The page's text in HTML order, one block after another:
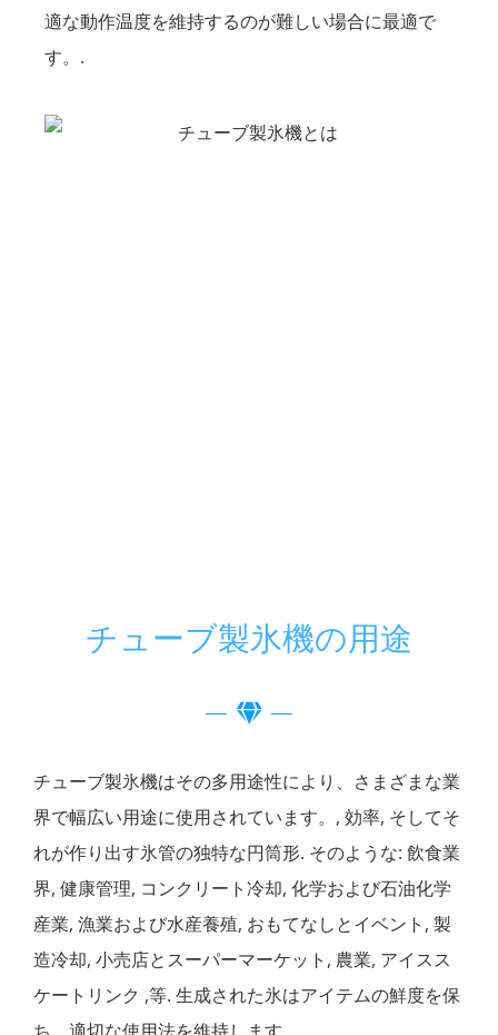
適な動作温度を維持するのが難しい場合に最適で
す。.
チューブ製氷機の用途
チューブ製氷機はその多用途性により、さまざまな業
界で幅広い用途に使用されています。, 効率, そしてそ
れが作り出す氷管の独特な円筒形. そのような: 飲食業
界, 健康管理, コンクリート冷却, 化学および石油化学
産業, 漁業および水産養殖, おもてなしとイベント, 製
造冷却, 小売店とスーパーマーケット, 農業, アイスス
ケートリンク ,等. 生成された氷はアイテムの鮮度を保